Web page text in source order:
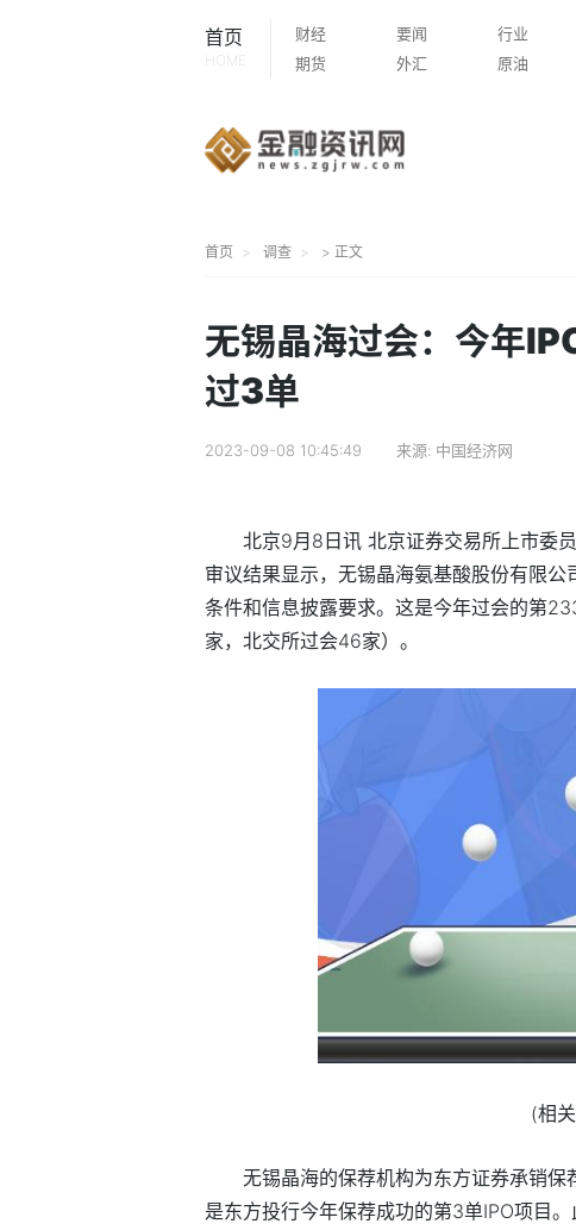
首页
HOME
财经 要闻 行业
期货
外汇 原油
首页 调查 > 正文
无锡晶海过会：今年
过3单
2023-09-08 10:45:49 来源: 中国经济网
北京9月8日讯 北京证券交易所上市委
审议结果显示，无锡晶海氨基酸股份有限
条件和信息披露要求。这是今年过会的第
家，北交所过会46家）。
(相
无锡晶海的保荐机构为东方证券承销
是东方投行今年保荐成功的第3单IPO项目